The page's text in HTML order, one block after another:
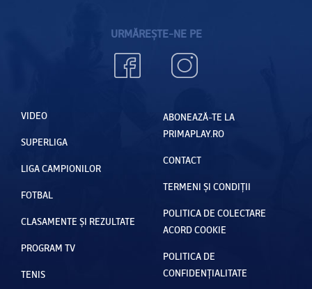
URMĂREȘTE-NE PE
VIDEO
SUPERLIGA
LIGA CAMPIONILOR
FOTBAL
CLASAMENTE ȘI REZULTATE
PROGRAM TV
TENIS
ABONEAZĂ-TE LA
PRIMAPLAY.RO
CONTACT
TERMENI ȘI CONDIȚII
POLITICA DE COLECTARE
ACORD COOKIE
POLITICA DE
CONFIDENȚIALITATE